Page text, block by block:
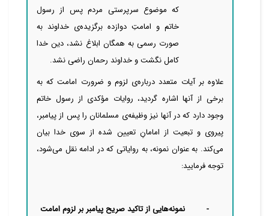
که موضوع سرپرستی مردم پس از رسول
خاتم و امامتِ دوازده برگزیده‌ی خداوند به
صورت رسمی به همگان ابلاغ نشد، دین خدا
کامل نگشت و خداوند رحمان راضی نشد.
علاوه بر آیات متعدد درباره‌ی لزوم و ضرورت امامت که به
برخی از آنها اشاره گردید، روایات مؤکدی از رسول خاتم
وجود دارد که در آنها نیز وظیفه‌ی مسلمانان را پس از پیامبر،
پیروی و تبعیت از امامانِ تعیین شده از سوی خدا بیان
می‌کند. به عنوان نمونه، به روایاتی که در ادامه نقل می‌شود،
توجه فرمایید:
-
نمونه‌هایی از تاکید صریح پیامبر بر لزوم امامت